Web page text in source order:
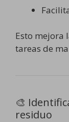
Esto mejora
tareas de
🎨
residuo